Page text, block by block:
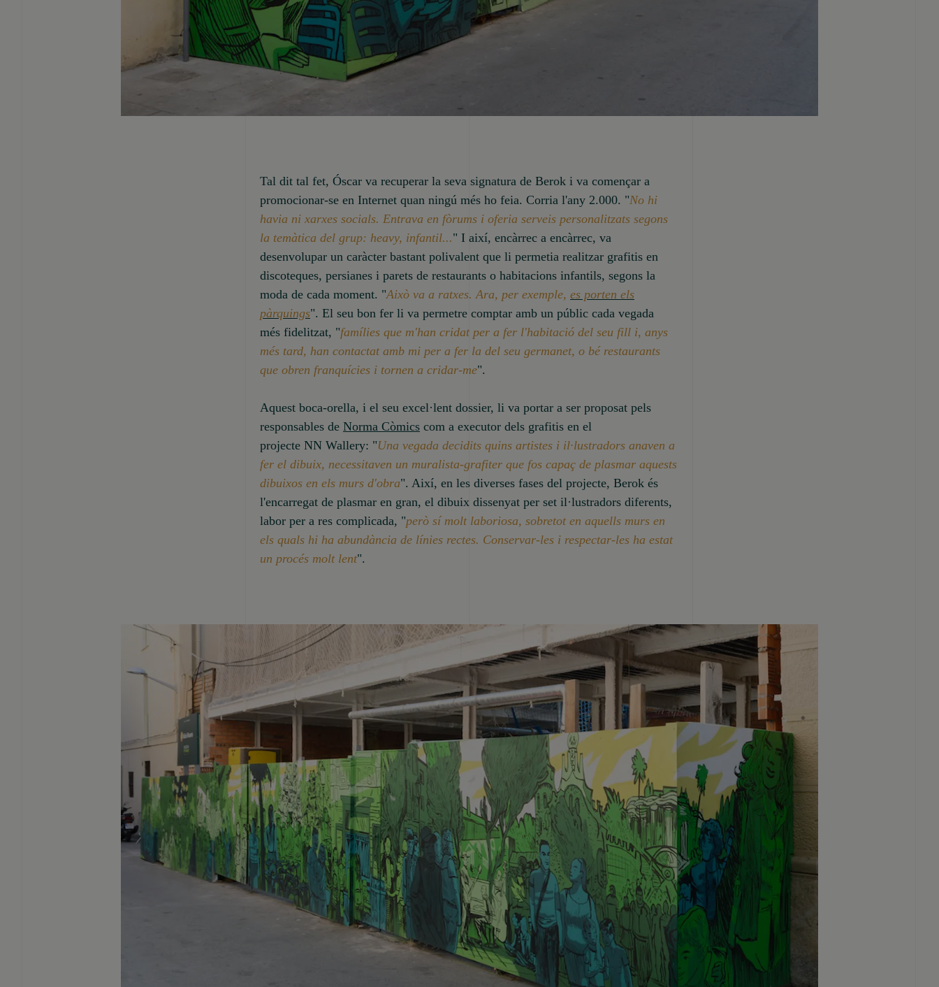
Tal dit tal fet, Óscar va recuperar la seva signatura de Berok i va començar a
promocionar-se en Internet quan ningú més ho feia. Corria l'any 2.000. "No hi
havia ni xarxes socials. Entrava en fòrums i oferia serveis personalitzats segons
la temàtica del grup: heavy, infantil..." I així, encàrrec a encàrrec, va
desenvolupar un caràcter bastant polivalent que li permetia realitzar grafitis en
discoteques, persianes i parets de restaurants o habitacions infantils, segons la
moda de cada moment. "Això va a ratxes. Ara, per exemple, es porten els
pàrquings". El seu bon fer li va permetre comptar amb un públic cada vegada
més fidelitzat, "famílies que m'han cridat per a fer l'habitació del seu fill i, anys
més tard, han contactat amb mi per a fer la del seu germanet, o bé restaurants
que obren franquícies i tornen a cridar-me".
Aquest boca-orella, i el seu excel·lent dossier, li va portar a ser proposat pels
responsables de Norma Còmics com a executor dels grafitis en el
projecte NN Wallery: "Una vegada decidits quins artistes i il·lustradors anaven a
fer el dibuix, necessitaven un muralista-grafiter que fos capaç de plasmar aquests
dibuixos en els murs d'obra". Així, en les diverses fases del projecte, Berok és
l'encarregat de plasmar en gran, el dibuix dissenyat per set il·lustradors diferents,
labor per a res complicada, "però sí molt laboriosa, sobretot en aquells murs en
els quals hi ha abundància de línies rectes. Conservar-les i respectar-les ha estat
un procés molt lent".